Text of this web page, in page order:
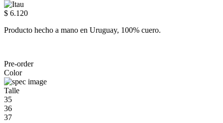
$ 6.120
Producto hecho a mano en Uruguay, 100% cuero.
Pre-order
Color
Talle
35
36
37